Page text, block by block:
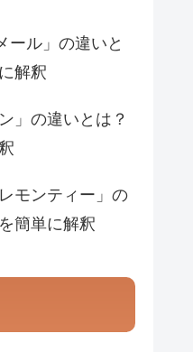
ール」の違いと
解釈
」の違いとは？
モンティー」の
簡単に解釈